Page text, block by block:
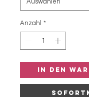
Anzahl *
In den